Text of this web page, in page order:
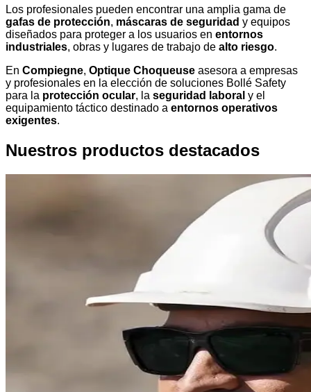
Los profesionales pueden encontrar una amplia gama de
gafas de protección, máscaras de seguridad y equipos
diseñados para proteger a los usuarios en entornos
industriales, obras y lugares de trabajo de alto riesgo.
En Compiegne, Optique Choqueuse asesora a empresas
y profesionales en la elección de soluciones Bollé Safety
para la protección ocular, la seguridad laboral y el
equipamiento táctico destinado a entornos operativos
exigentes.
Nuestros productos destacados